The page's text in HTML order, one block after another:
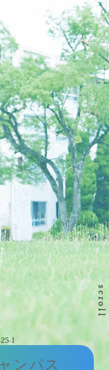
scroll
ンパス
1